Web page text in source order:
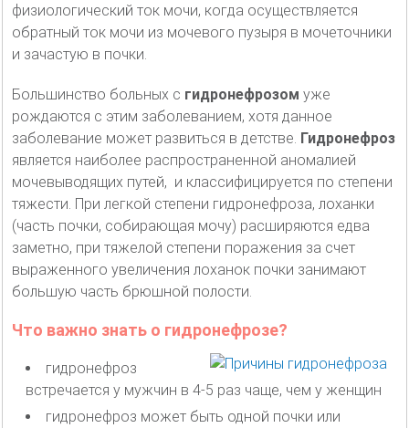
физиологический ток мочи, когда осуществляется
обратный ток мочи из мочевого пузыря в мочеточники
и зачастую в почки.
Большинство больных с гидронефрозом уже
рождаются с этим заболеванием, хотя данное
заболевание может развиться в детстве. Гидронефроз
является наиболее распространенной аномалией
мочевыводящих путей, и классифицируется по степени
тяжести. При легкой степени гидронефроза, лоханки
(часть почки, собирающая мочу) расширяются едва
заметно, при тяжелой степени поражения за счет
выраженного увеличения лоханок почки занимают
большую часть брюшной полости.
Что важно знать о гидронефрозе?
гидронефроз
встречается у мужчин в 4-5 раз чаще, чем у женщин
гидронефроз может быть одной почки или